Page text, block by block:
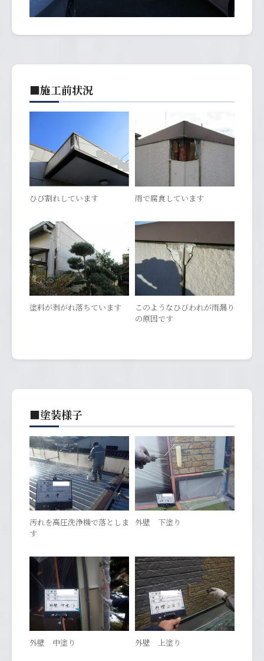
■施工前状況
ひび割れしています 雨で腐食しています
塗料が剥がれ落ちています
このようなひびわれが雨漏り
の原因です
■塗装様子
汚れを高圧洗浄機で落としま
す
外壁 下塗り
外壁 中塗り 外壁 上塗り